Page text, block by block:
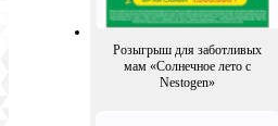
Розыгрыш для заботливых
мам «Солнечное лето с
Nestogen»